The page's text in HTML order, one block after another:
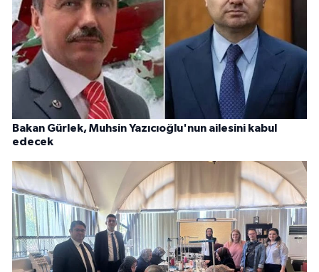
Bakan Gürlek, Muhsin Yazıcıoğlu'nun ailesini kabul
edecek